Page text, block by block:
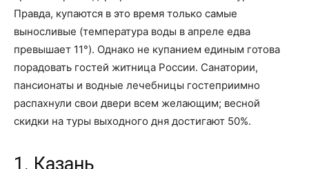
Правда, купаются в это время только самые
выносливые (температура воды в апреле едва
превышает 11°). Однако не купанием единым готова
порадовать гостей житница России. Санатории,
пансионаты и водные лечебницы гостеприимно
распахнули свои двери всем желающим; весной
скидки на туры выходного дня достигают 50%.
1. Казань